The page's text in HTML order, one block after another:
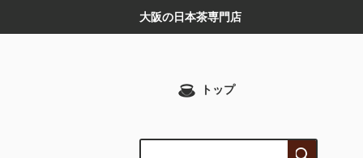
大阪の日本茶専門店
トップ